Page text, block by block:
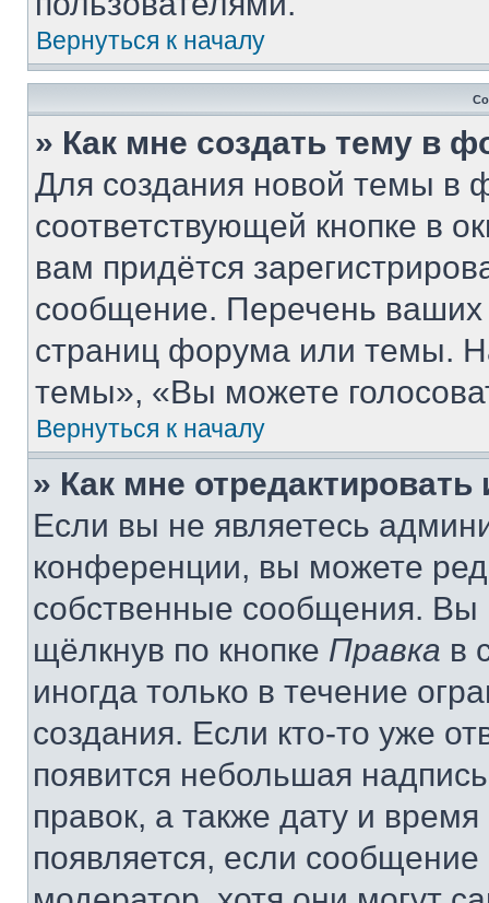
Вернуться к началу
» Как мне создать тему в
Для создания новой темы в
соответствующей кнопке в
вам придётся
сообщение. Перечень ваших
страниц форума или темы.
темы», «Вы можете
Вернуться к началу
» Как мне
Если вы не являетесь
конференции, вы можете
собственные сообщения. Вы
щёлкнув по кнопке Правка в
иногда только в течение
создания. Если кто-то уже
появится небольшая
правок, а также дату и
появляется, если